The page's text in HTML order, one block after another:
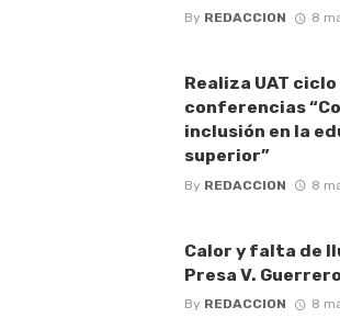
By REDACCION 8
Realiza UAT ciclo
conferencias
inclusión en la
superior”
By REDACCION 8
Calor y falta de
Presa V.
By REDACCION 8